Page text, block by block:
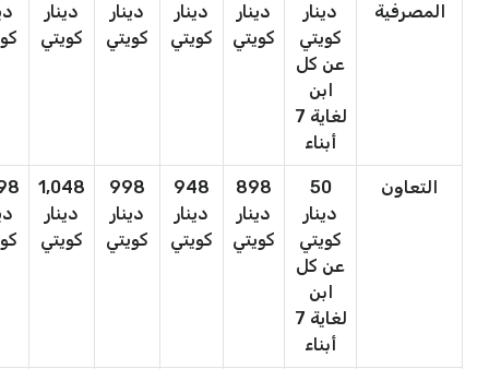
المصرفية
دينار
كويتي
عن كل
ابن
لغاية 7
أبناء
دينار
كويتي
دينار
كويتي
دينار
كويتي
دينار
كويتي
التعاون
50
دينار
كويتي
عن كل
ابن
لغاية 7
أبناء
898
دينار
كويتي
948
دينار
كويتي
998
دينار
كويتي
1,048
دينار
كويتي